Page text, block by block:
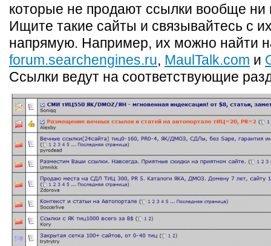
которые не продают ссылки вообще ни
Ищите такие сайты и связывайтесь с
напрямую. Например, их можно найти
forum.searchengines.ru, MaulTalk.com и
Ссылки ведут на соответствующие